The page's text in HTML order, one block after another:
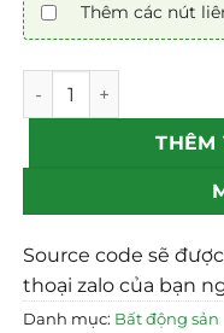
Thêm các nút
Mẫu Web Bất Động
THÊM
Source code sẽ
thoại zalo của bạn
Danh mục: Bất động sản